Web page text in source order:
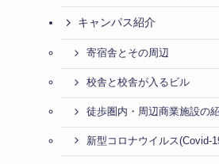
キャンパス紹介
寄宿舎とその周辺
校舎と校舎が入るビル
徒歩圏内・周辺商業施設の
新型コロナウイルス(Covid-